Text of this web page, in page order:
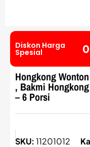
Diskon Harga
Spesial 0
Hongkong
, Bakmi
– 6 Porsi
SKU: 11201012